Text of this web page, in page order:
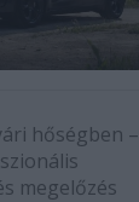
hőségben –
megelőzés